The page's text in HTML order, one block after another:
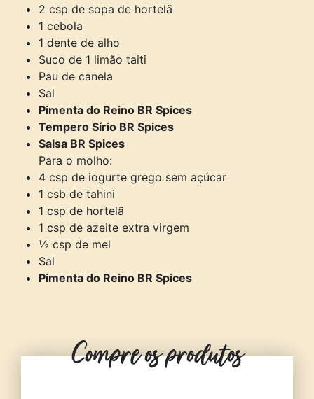
2 csp de sopa de hortelã
1 cebola
1 dente de alho
Suco de 1 limão taiti
Pau de canela
Sal
Pimenta do Reino BR Spices
Tempero Sírio BR Spices
Salsa BR Spices
Para o molho:
4 csp de iogurte grego sem açúcar
1 csb de tahini
1 csp de hortelã
1 csp de azeite extra virgem
½ csp de mel
Sal
Pimenta do Reino BR Spices
Compre os produtos